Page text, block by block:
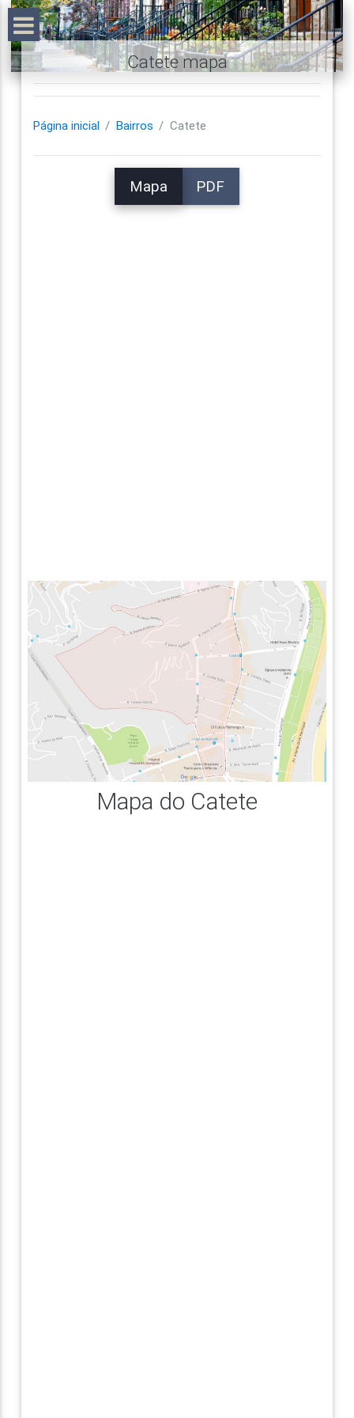
Catete mapa
Página inicial Bairros Catete
Mapa PDF
Mapa do Catete